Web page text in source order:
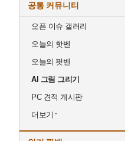
공통 커뮤니티
오픈 이슈 갤러리
오늘의 핫벤
오늘의 팟벤
AI 그림 그리기
PC 견적 게시판
더보기